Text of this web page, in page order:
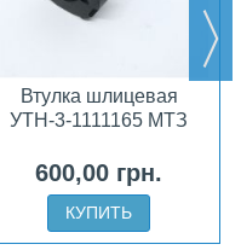
Втулка шлицевая
УТН-3-1111165 МТЗ
600,00 грн.
КУПИТЬ